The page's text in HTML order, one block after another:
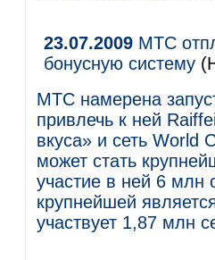
23.07.2009 МТС
бонусную систему
МТС намерена
привлечь к ней
вкуса» и сеть World
может стать
участие в ней 6 млн
крупнейшей
участвует 1,87 млн